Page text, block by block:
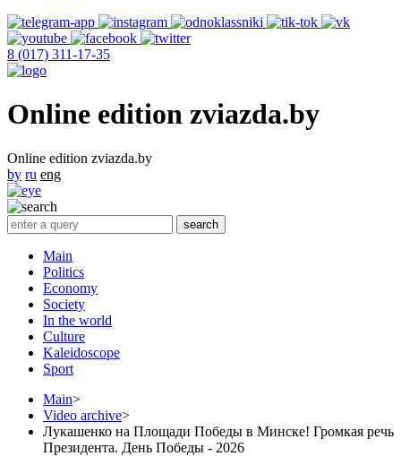
8 (017) 311-17-35
Online edition zviazda.by
Online edition zviazda.by
by ru eng
Main
Politics
Economy
Society
In the world
Culture
Kaleidoscope
Sport
Main>
Video archive>
Лукашенко на Площади Победы в Минске! Громкая речь
Президента. День Победы - 2026